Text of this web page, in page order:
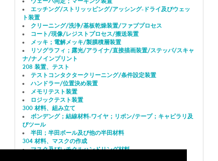
エッチング/ストリッッピング/アッシング-ドライ及びウェッ
ト装置
クリーニング/洗浄/基板乾燥装置/ファブプロセス
コート/現像/レジストプロセス/搬送装置
メッキ；電解メッキ/製膜積層装置
リソグラフィ；露光/アライナ/直接描画装置/ステッパ/スキャ
ナ/ナノインプリント
208 装置、テスト
テストコンタクタークリーニング/条件設定装置
ハンドラー/位置決め装置
メモリテスト装置
ロジックテスト装置
300 材料、組み立て
ボンデング；結線材料-ワイヤ；リボン/テープ；キャピラリ及
びツール
半田；半田ボール及び他の半田材料
304 材料、マスクの作成
マスク及びレチクルハンドリング材料